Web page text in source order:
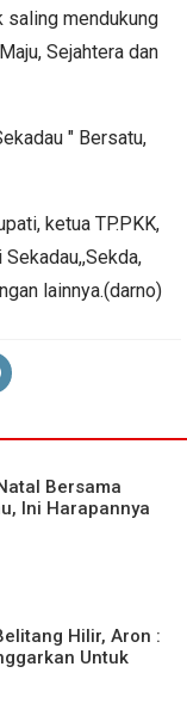
saling mendukung
Sejahtera dan
" Bersatu,
ketua TP.PKK,
Sekadau,,Sekda,
lainnya.(darno)
Bersama
Ini Harapannya
Hilir, Aron :
Untuk